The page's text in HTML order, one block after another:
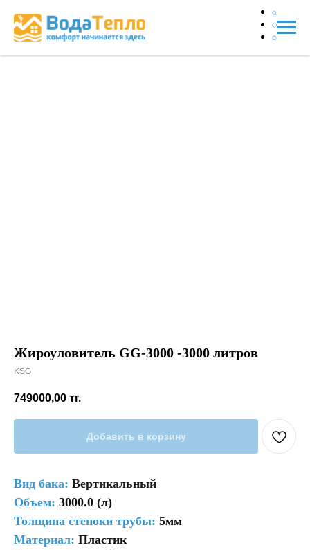
Жироуловитель GG-3000 -3000 литров
KSG
749000,00 тг.
Добавить в корзину
Вид бака: Вертикальный
Объем: 3000.0 (л)
Толщина стеноки трубы: 5мм
Материал: Пластик